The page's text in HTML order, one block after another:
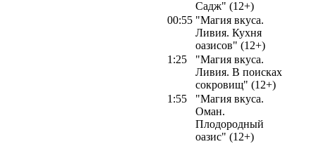
Садж" (12+)
00:55 "Магия вкуса.
Ливия. Кухня
оазисов" (12+)
1:25
"Магия вкуса.
Ливия. В поисках
сокровищ" (12+)
1:55
"Магия вкуса.
Оман.
Плодородный
оазис" (12+)